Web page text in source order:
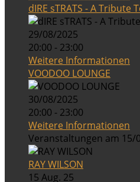
dIRE sTRATS - A Tribute
29/08/2025
20:00 - 23:00
Weitere Informationen
VOODOO LOUNGE
30/08/2025
20:00 - 23:00
Weitere Informationen
Veranstaltungen am 15/
RAY WILSON
15 Aug. 25